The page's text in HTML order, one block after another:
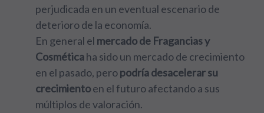
perjudicada en un eventual escenario de
deterioro de la economía.
En general el mercado de Fragancias y
Cosméticaha sido un mercado de crecimiento
en el pasado, peropodría desacelerar su
crecimientoen el futuro afectando a sus
múltiplos de valoración.